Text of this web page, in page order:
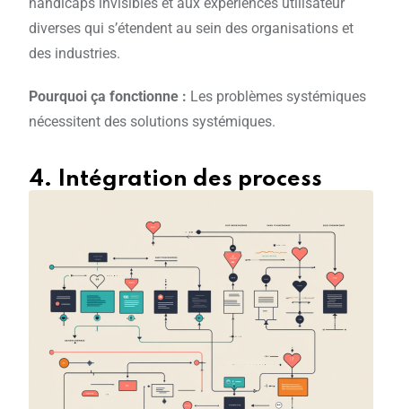
diverses qui s’étendent au sein des organisations et
des industries.
Pourquoi ça fonctionne : Les problèmes systémiques
nécessitent des solutions systémiques.
4. Intégration des process